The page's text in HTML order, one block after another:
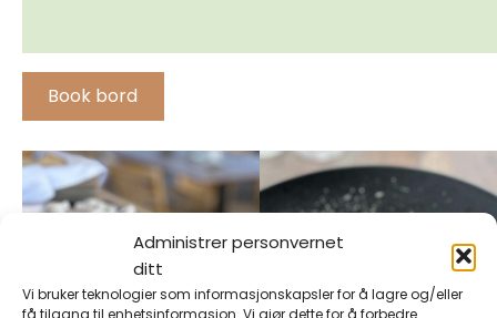
Administrer personvernet
ditt
Vi bruker teknologier som informasjonskapsler for å lagre og/eller
få tilgang til enhetsinformasjon. Vi gjør dette for å forbedre
Book bord